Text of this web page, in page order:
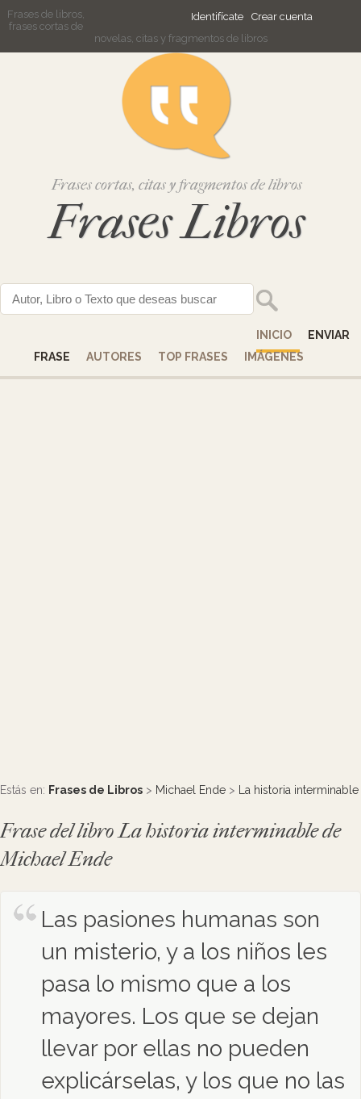
Identifícate Crear cuenta
Frases de libros,
frases cortas de
novelas, citas y fragmentos de libros
Frases cortas, citas y fragmentos de libros
Frases Libros
INICIO
ENVIAR
FRASE
AUTORES TOP FRASES IMÁGENES
Estás en: Frases de Libros > Michael Ende > La historia interminable
Frase del libro La historia interminable de
Michael Ende
Las pasiones humanas son
un misterio, y a los niños les
pasa lo mismo que a los
mayores. Los que se dejan
llevar por ellas no pueden
explicárselas, y los que no las